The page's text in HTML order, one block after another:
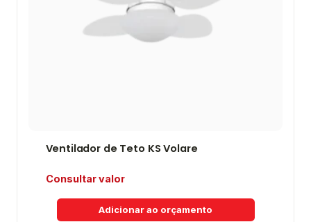
Ventilador de Teto KS Volare
Consultar valor
Adicionar ao orçamento